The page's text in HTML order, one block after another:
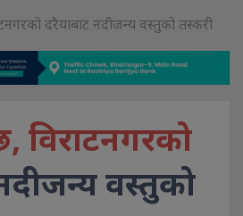
दरैयाबाट नदीजन्य वस्तुको तस्करी
वस्तुको